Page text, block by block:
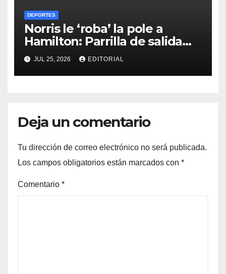
DEPORTES
Norris le ‘roba’ la pole a
Hamilton: Parrilla de salida
del Gran Premio de Hungría
2026
JUL 25, 2026 EDITORIAL
Deja un comentario
Tu dirección de correo electrónico no será publicada.
Los campos obligatorios están marcados con *
Comentario *